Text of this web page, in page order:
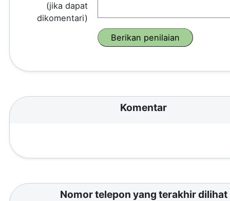
(jika dapat
dikomentari)
Komentar
Nomor telepon yang terakhir dilihat